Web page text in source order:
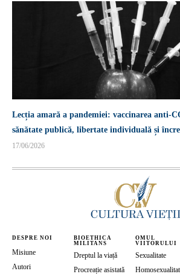
Lecția amară a pandemiei: vaccinarea anti-
sănătate publică, libertate individuală și
17/06/2026
DESPRE NOI
Misiune
Autori
BIOETHICA
MILITANS
Dreptul la viață
Procreație asistată
OMUL
VIITORULUI
Sexualitate